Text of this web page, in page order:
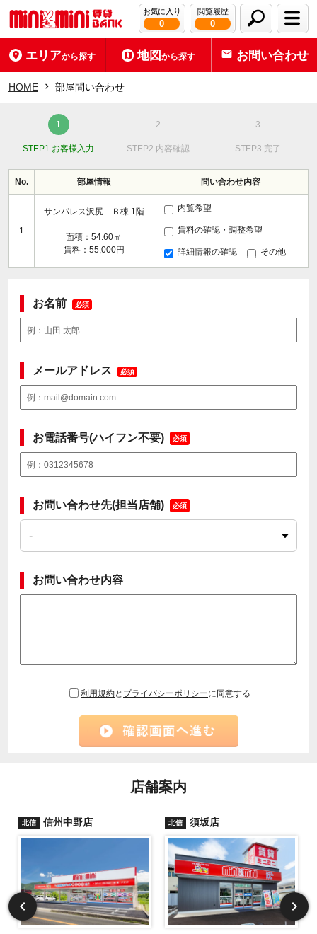
お気に入り
0
閲覧履歴
0
エリアから探す 地図から探す お問い合わせ
HOME 部屋問い合わせ
STEP1 お客様入力 STEP2 内容確認 STEP3 完了
No. 部屋情報 問い合わせ内容
1
サンパレス沢尻 Ｂ棟 1階
面積：54.60㎡
賃料：55,000円
内覧希望
賃料の確認・調整希望
詳細情報の確認 その他
お名前 必須
メールアドレス 必須
お電話番号(ハイフン不要) 必須
お問い合わせ先(担当店舗) 必須
お問い合わせ内容
利用規約と プライバシーポリシーに同意する
店舗案内
北信 信州中野店 北信 須坂店